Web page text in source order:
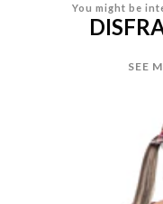
You might be
SEE